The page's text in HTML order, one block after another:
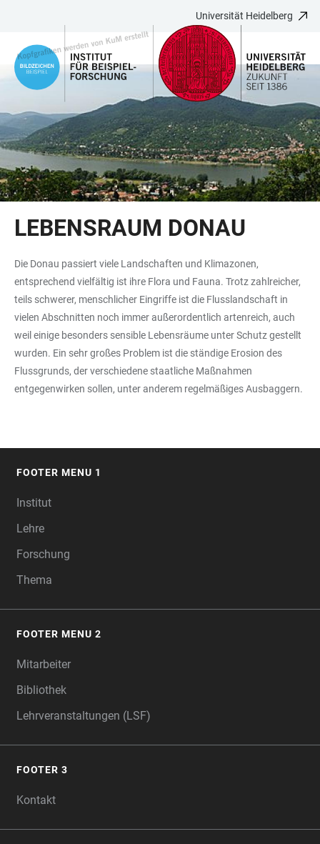
ZUR
BARRIEREFREIHEIT
Universität Heidelberg
LEBENSRAUM DONAU
Die Donau passiert viele Landschaften und Klimazonen,
entsprechend vielfältig ist ihre Flora und Fauna. Trotz zahlreicher,
teils schwerer, menschlicher Eingriffe ist die Flusslandschaft in
vielen Abschnitten noch immer außerordentlich artenreich, auch
weil einige besonders sensible Lebensräume unter Schutz gestellt
wurden. Ein sehr großes Problem ist die ständige Erosion des
Flussgrunds, der verschiedene staatliche Maßnahmen
entgegenwirken sollen, unter anderem regelmäßiges Ausbaggern.
FOOTER MENU 1
Institut
Lehre
Forschung
Thema
FOOTER MENU 2
Mitarbeiter
Bibliothek
Lehrveranstaltungen (LSF)
FOOTER 3
Kontakt